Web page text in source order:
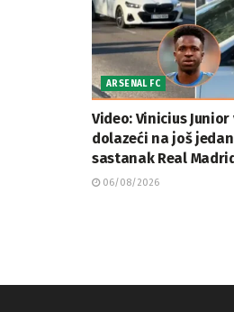
ARSENAL FC
Video: Vinicius Junior
dolazeći na još jedan
sastanak Real
06/08/2026